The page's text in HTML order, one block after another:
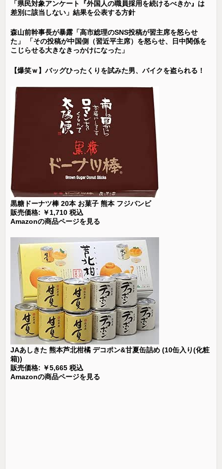
「県民対象アンケート『外国人の職員採用を続けるべきか』は
差別に該当しない」結果を公表する方針
森山前幹事長が暴露「高市総理のSNS投稿が習主席を怒らせ
た」 「その投稿が中国側（習近平主席）を怒らせ、日中関係を
こじらせる大きなきっかけになった」
【爆笑ｗ】バッグひったくりを試みた男、バイクを盗られる！
黒糖ドーナツ棒 20本 お菓子 熊本 フジバンビ
販売価格: ￥1,710 税込
Amazonの商品ページを見る
JAあしきた 熊本芦北柑橘 デコポン&甘夏缶詰め (10缶入り(化粧
箱))
販売価格: ￥5,665 税込
Amazonの商品ページを見る